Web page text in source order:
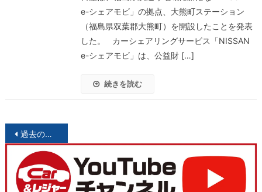
e-シェアモビ」の拠点、大熊町ステーション
（福島県双葉郡大熊町）を開設したことを発表
した。 カーシェアリングサービス「NISSAN
e-シェアモビ」は、公益財 […]
続きを読む
投
稿
ナ
過去の投稿